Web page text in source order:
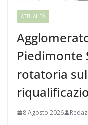
ATTUALITÀ
Piedimonte
rotatoria
8 Agosto 2026